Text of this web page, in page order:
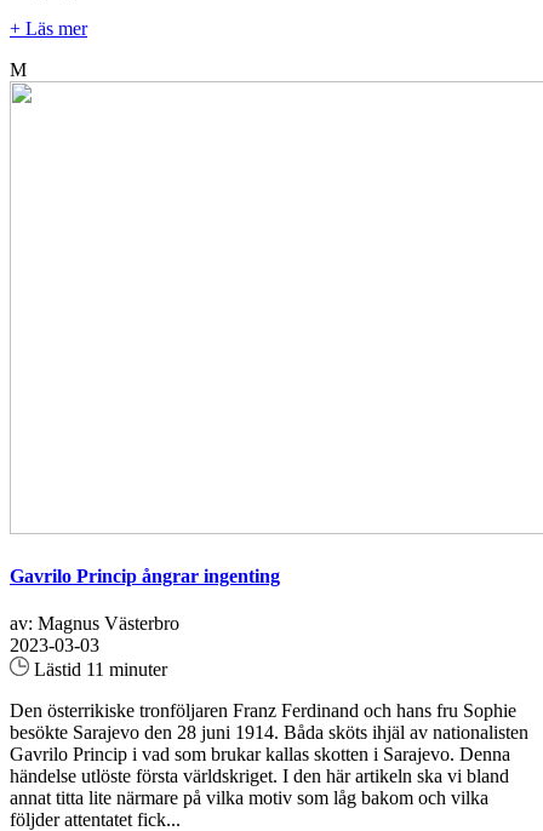
+ Läs mer
M
Gavrilo Princip ångrar ingenting
av: Magnus Västerbro
2023-03-03
Lästid 11 minuter
Den österrikiske tronföljaren Franz Ferdinand och hans fru Sophie
besökte Sarajevo den 28 juni 1914. Båda sköts ihjäl av nationalisten
Gavrilo Princip i vad som brukar kallas skotten i Sarajevo. Denna
händelse utlöste första världskriget. I den här artikeln ska vi bland
annat titta lite närmare på vilka motiv som låg bakom och vilka
följder attentatet fick...